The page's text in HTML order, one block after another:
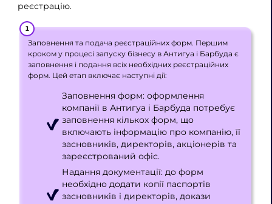
реєстрацію.
Заповнення та подача реєстраційних форм. Першим
кроком у процесі запуску бізнесу в Антигуа і Барбуда є
заповнення і подання всіх необхідних реєстраційних
форм. Цей етап включає наступні дії:
Заповнення форм: оформлення
компанії в Антигуа і Барбуда потребує
заповнення кількох форм, що
включають інформацію про компанію, її
засновників, директорів, акціонерів та
зареєстрований офіс.
Надання документації: до форм
необхідно додати копії паспортів
засновників і директорів, докази